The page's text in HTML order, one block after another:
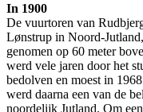
In 1900
De vuurtoren van
Lønstrup in Noord-
genomen op 60 meter
werd vele jaren door het
bedolven en moest in
werd daarna een van de
noordelijk Jutland. Om